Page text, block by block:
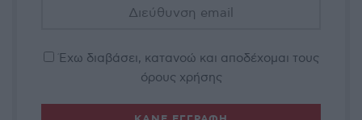
Έχω διαβάσει, κατανοώ και αποδέχομαι τους
όρους χρήσης